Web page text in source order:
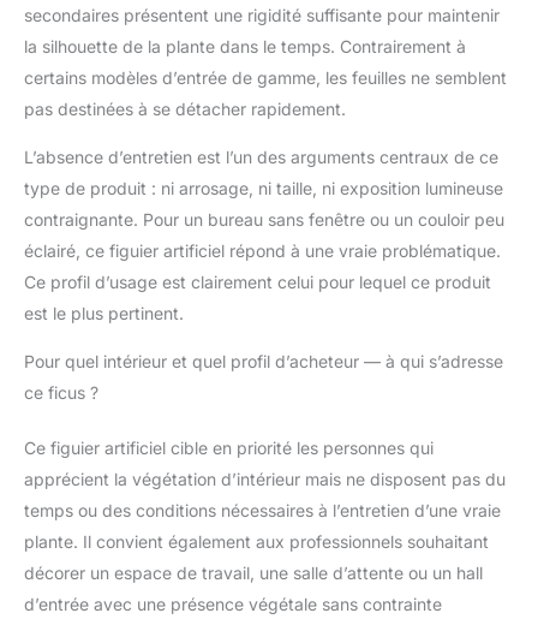
tige principale, puis ajustez le tronc et les
feuilles. Notre branche artificielle contient des
fils métalliques, et la branche et les feuilles
sont réglables. Pour un look optimal, remuez
patiemment la branche des feuilles du bas
pendaison de crémaillère : comprend un petit
paquet de galets décoratifs pour couvrir la
surface de la jardinière pour un look amélioré.
Notre figuier à feuilles de violon est livré avec
une garantie de qualité d'un an et une équipe
de service client dédiée pour un soutien
complet. Veuillez nous contacter si vous
pot. La taille et la proportion idéales le
rendent parfait pour les bureaux, les coins,
secondaires présentent une rigidité suffisante pour maintenir
la silhouette de la plante dans le temps. Contrairement à
certains modèles d’entrée de gamme, les feuilles ne semblent
pas destinées à se détacher rapidement.
L’absence d’entretien est l’un des arguments centraux de ce
type de produit : ni arrosage, ni taille, ni exposition lumineuse
contraignante. Pour un bureau sans fenêtre ou un couloir peu
éclairé, ce figuier artificiel répond à une vraie problématique.
Ce profil d’usage est clairement celui pour lequel ce produit
est le plus pertinent.
Pour quel intérieur et quel profil d’acheteur — à qui s’adresse
ce ficus ?
Ce figuier artificiel cible en priorité les personnes qui
apprécient la végétation d’intérieur mais ne disposent pas du
temps ou des conditions nécessaires à l’entretien d’une vraie
plante. Il convient également aux professionnels souhaitant
décorer un espace de travail, une salle d’attente ou un hall
d’entrée avec une présence végétale sans contrainte